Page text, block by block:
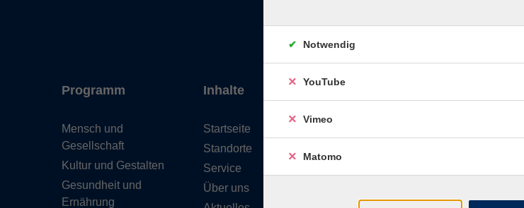
Programm
Mensch und
Gesellschaft
Kultur und Gestalten
Gesundheit und
Ernährung
Inhalte
Startseite
Standorte
Service
Über uns
Notwendig
YouTube
Vimeo
Matomo